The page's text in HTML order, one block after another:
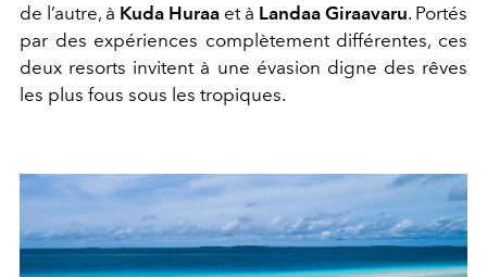
de l’autre, à Kuda Huraa et à Landaa Giraavaru. Portés
par des expériences complètement différentes, ces
deux resorts invitent à une évasion digne des rêves
les plus fous sous les tropiques.